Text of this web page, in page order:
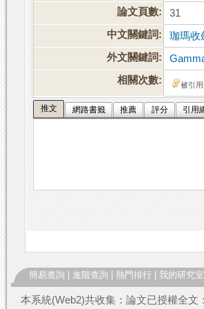
論文頁數:
31
中文關鍵詞:
珈瑪收
外文關鍵詞:
相關次數:
被引
推文 網路書籤 推薦 評分 引用
簡易查詢 進階查詢 熱門排行 我的研究室
本系統(Web2)共收集：論文已授權全文：